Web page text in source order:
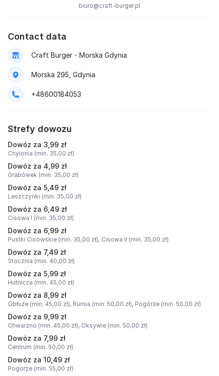
biuro@craft-burger.pl
Contact data
Craft Burger - Morska Gdynia
Morska 295, Gdynia
+48600184053
Strefy dowozu
Dowóz za 3,99 zł
Chylonia (min. 35,00 zł)
Dowóz za 4,99 zł
Grabówek (min. 35,00 zł)
Dowóz za 5,49 zł
Leszczynki (min. 35,00 zł)
Dowóz za 6,49 zł
Cisowa I (min. 35,00 zł)
Dowóz za 6,99 zł
Pustki Cisowskie (min. 35,00 zł), Cisowa II (min. 35,00 zł)
Dowóz za 7,49 zł
Stocznia (min. 40,00 zł)
Dowóz za 5,99 zł
Hutnicza (min. 45,00 zł)
Dowóz za 8,99 zł
Obłuże (min. 45,00 zł), Rumia (min. 50,00 zł), Pogórze (min. 50,00 zł)
Dowóz za 9,99 zł
Chwarzno (min. 45,00 zł), Oksywie (min. 50,00 zł)
Dowóz za 7,99 zł
Centrum (min. 50,00 zł)
Dowóz za 10,49 zł
Pogorze (min. 55,00 zł)